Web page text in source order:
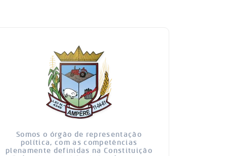
Somos o órgão de representação
política, com as competências
plenamente definidas na Constituição